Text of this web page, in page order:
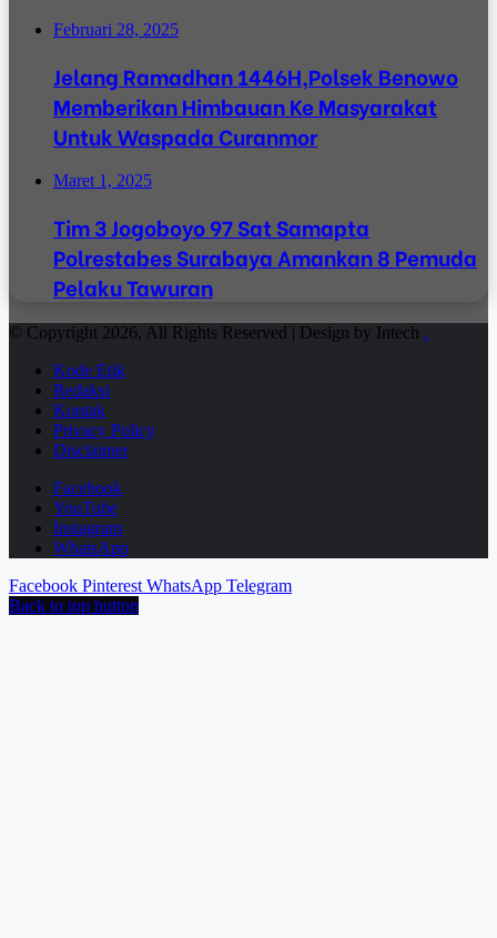
Februari 28, 2025
Jelang Ramadhan 1446H,Polsek Benowo
Memberikan Himbauan Ke Masyarakat
Untuk Waspada Curanmor
Maret 1, 2025
Tim 3 Jogoboyo 97 Sat Samapta
Polrestabes Surabaya Amankan 8 Pemuda
Pelaku Tawuran
© Copyright 2026, All Rights Reserved | Design by Intech .
Kode Etik
Redaksi
Kontak
Privacy Policy
Disclaimer
Facebook
YouTube
Instagram
WhatsApp
Facebook Pinterest WhatsApp Telegram
Back to top button